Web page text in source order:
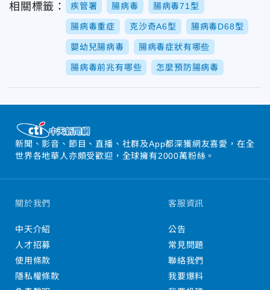
相關標籤： 疾管署 腸病毒 腸病毒71型
腸病毒重症 克沙奇A6型 腸病毒D68型
嬰幼兒腸病毒 腸病毒症狀有哪些
腸病毒前兆有哪些 怎麼預防腸病毒
新聞、影音、節目、直播、社群及App都深獲網友喜愛，在全
世界各地華人亦頗受歡迎，全球擁有2000萬粉絲。
關於我們
中天介紹
人才招募
使用條款
隱私權條款
客服資訊
公告
常見問題
聯絡我們
我要爆料